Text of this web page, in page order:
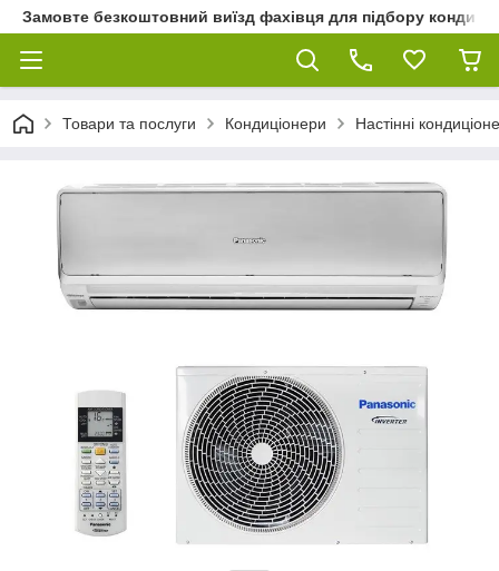
Замовте безкоштовний виїзд фахівця для підбору
Товари та послуги Кондиціонери Настінні